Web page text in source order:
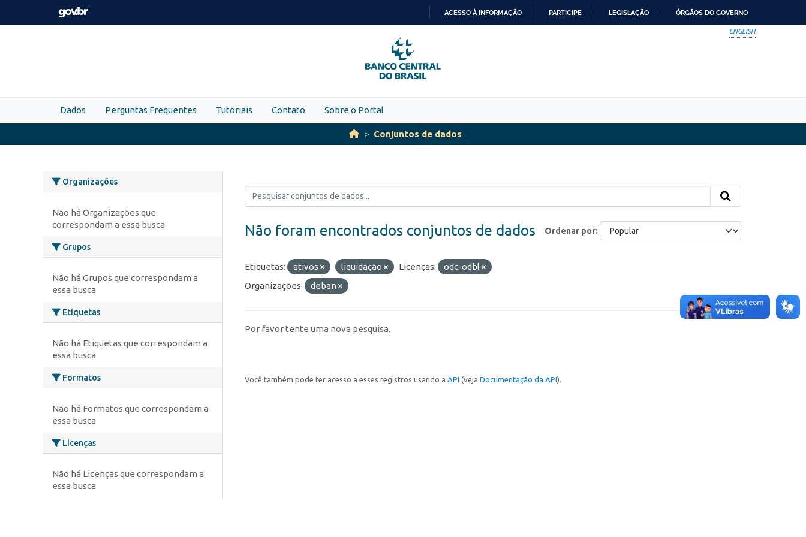
Skip to main content
PARA
O
CONTEÚDO
ACESSO À INFORMAÇÃO PARTICIPE LEGISLAÇÃO ÓRGÃOS DO GOVERNO
ENGLISH
Dados Perguntas Frequentes Tutoriais Contato Sobre o Portal
Conjuntos de dados
Organizações
Não há Organizações que
correspondam a essa busca
Grupos
Não há Grupos que correspondam a
essa busca
Etiquetas
Não há Etiquetas que correspondam a
essa busca
Formatos
Não há Formatos que correspondam a
essa busca
Licenças
Não há Licenças que correspondam a
essa busca
Ordenar por
Não foram encontrados conjuntos de dados
Etiquetas: ativos liquidação Licenças:
odc-odbl
Organizações:
deban
Por favor tente uma nova pesquisa.
Você também pode ter acesso a esses registros usando a API (veja Documentação da API).